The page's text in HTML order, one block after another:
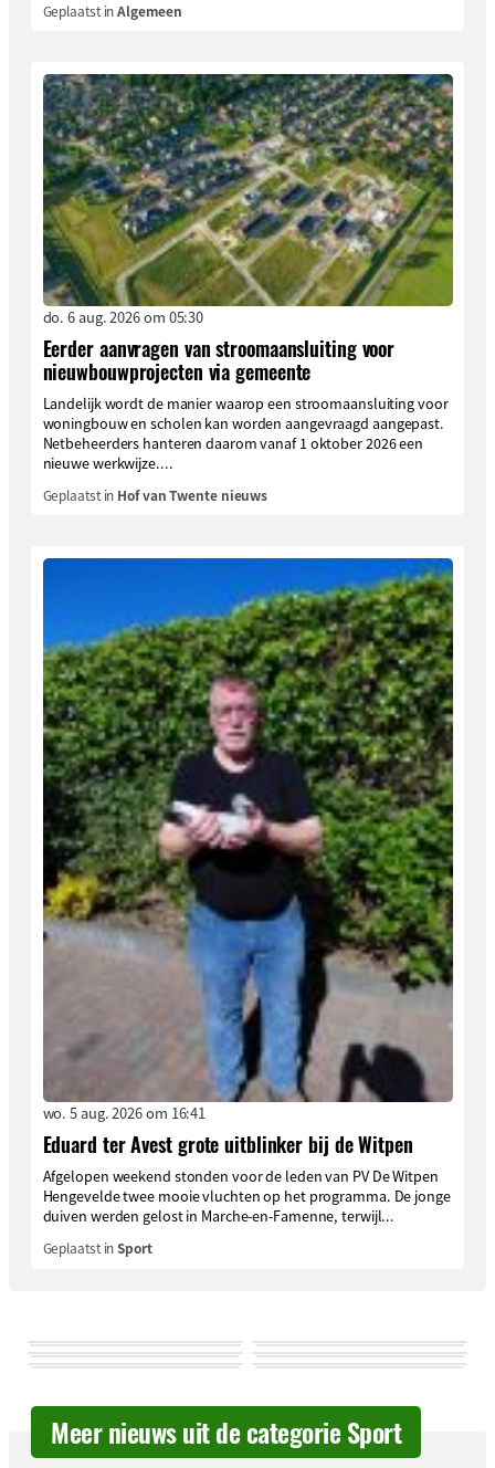
Geplaatst inAlgemeen
do. 6 aug. 2026 om 05:30
Eerder aanvragen van stroomaansluiting voor
nieuwbouwprojecten via gemeente
Landelijk wordt de manier waarop een stroomaansluiting voor
woningbouw en scholen kan worden aangevraagd aangepast.
Netbeheerders hanteren daarom vanaf 1 oktober 2026 een
nieuwe werkwijze....
Geplaatst in Hof van Twente nieuws
wo. 5 aug. 2026 om 16:41
Eduard ter Avest grote uitblinker bij de Witpen
Afgelopen weekend stonden voor de leden van PV De Witpen
Hengevelde twee mooie vluchten op het programma. De jonge
duiven werden gelost in Marche-en-Famenne, terwijl...
Geplaatst inSport
Meer nieuws uit de categorie Sport